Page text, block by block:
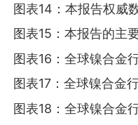
图表14：本报告权威
图表15：本报告的主
图表16：全球镍合金
图表17：全球镍合金
图表18：全球镍合金